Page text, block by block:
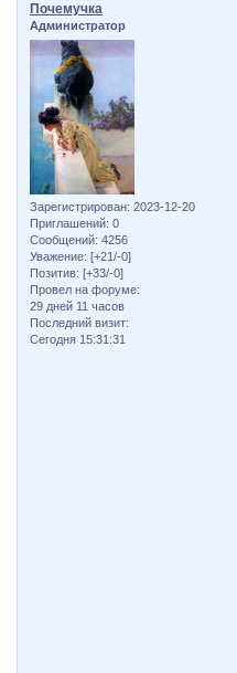
Почемучка
Администратор
Зарегистрирован: 2023-12-20
Приглашений: 0
Сообщений: 4256
Уважение: [+21/-0]
Позитив: [+33/-0]
Провел на форуме:
29 дней 11 часов
Последний визит:
Сегодня 15:31:31